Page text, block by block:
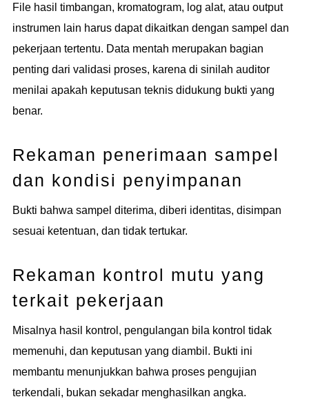
File hasil timbangan, kromatogram, log alat, atau output
instrumen lain harus dapat dikaitkan dengan sampel dan
pekerjaan tertentu. Data mentah merupakan bagian
penting dari validasi proses, karena di sinilah auditor
menilai apakah keputusan teknis didukung bukti yang
benar.
Rekaman penerimaan sampel
dan kondisi penyimpanan
Bukti bahwa sampel diterima, diberi identitas, disimpan
sesuai ketentuan, dan tidak tertukar.
Rekaman kontrol mutu yang
terkait pekerjaan
Misalnya hasil kontrol, pengulangan bila kontrol tidak
memenuhi, dan keputusan yang diambil. Bukti ini
membantu menunjukkan bahwa proses pengujian
terkendali, bukan sekadar menghasilkan angka.